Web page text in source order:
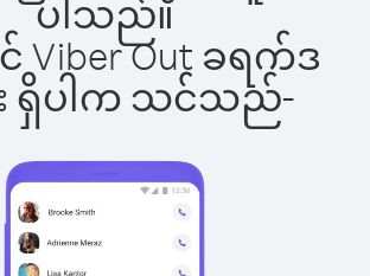
ပါသည်။
Out ခရက်ဒ
း ရှိပါက သင်သည်-